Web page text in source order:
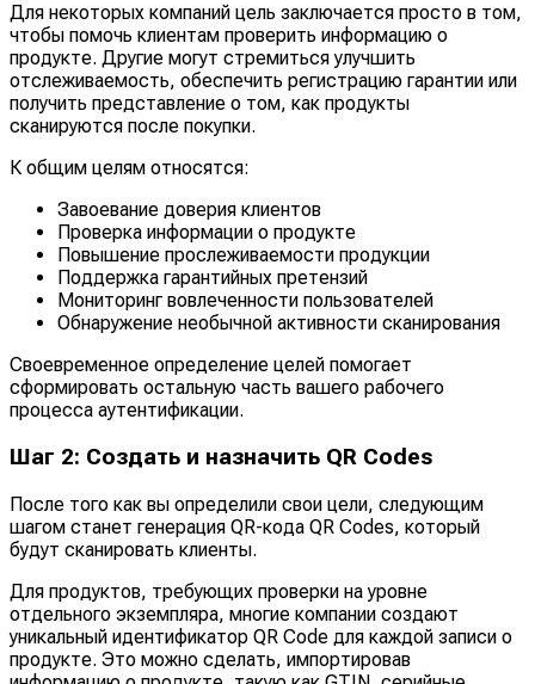
Для некоторых компаний цель заключается просто в том,
чтобы помочь клиентам проверить информацию о
продукте. Другие могут стремиться улучшить
отслеживаемость, обеспечить регистрацию гарантии или
получить представление о том, как продукты
сканируются после покупки.
К общим целям относятся:
Завоевание доверия клиентов
Проверка информации о продукте
Повышение прослеживаемости продукции
Поддержка гарантийных претензий
Мониторинг вовлеченности пользователей
Обнаружение необычной активности сканирования
Своевременное определение целей помогает
сформировать остальную часть вашего рабочего
процесса аутентификации.
Шаг 2: Создать и назначить QR Codes
После того как вы определили свои цели, следующим
шагом станет генерация QR-кода QR Codes, который
будут сканировать клиенты.
Для продуктов, требующих проверки на уровне
отдельного экземпляра, многие компании создают
уникальный идентификатор QR Code для каждой записи о
продукте. Это можно сделать, импортировав